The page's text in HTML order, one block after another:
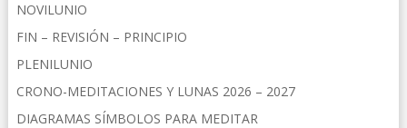
NOVILUNIO
FIN – REVISIÓN – PRINCIPIO
PLENILUNIO
CRONO-MEDITACIONES Y LUNAS 2026 – 2027
DIAGRAMAS SÍMBOLOS PARA MEDITAR